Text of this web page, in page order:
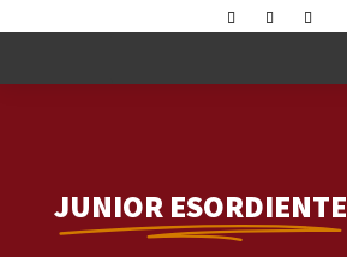
JUNIOR ESORDIENTE